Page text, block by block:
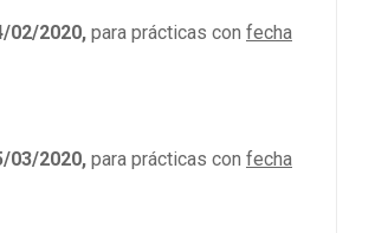
02/2020, para prácticas con fecha
03/2020, para prácticas con fecha